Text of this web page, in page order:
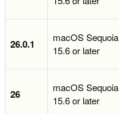
26.0.1
macOS Sequoia
15.6 or later
26
macOS Sequoia
15.6 or later